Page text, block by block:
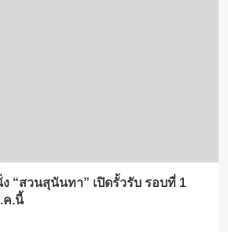
“สวนสุนันทา” เปิดรั้วรับ รอบที่ 1
ค.นี้